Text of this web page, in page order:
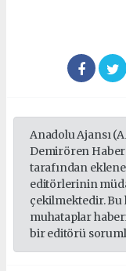
Anadolu Ajansı
Demirören Haber
tarafından
editörlerinin
çekilmektedir.
muhataplar
bir editörü